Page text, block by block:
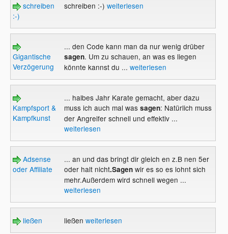
schreiben
:-)
schreiben :-) weiterlesen
Gigantische
Verzögerung
... den Code kann man da nur wenig drüber
sagen. Um zu schauen, an was es liegen
könnte kannst du ... weiterlesen
Kampfsport &
Kampfkunst
... halbes Jahr Karate gemacht, aber dazu
muss ich auch mal wassagen: Natürlich muss
der Angreifer schnell und effektiv ...
weiterlesen
Adsense
oder Affiliate
... an und das bringt dir gleich en z.B nen 5er
oder halt nicht.Sagenwir es so es lohnt sich
mehr.Außerdem wird schnell wegen ...
weiterlesen
ließen ließen weiterlesen